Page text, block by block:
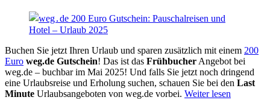
Buchen Sie jetzt Ihren Urlaub und sparen zusätzlich mit einem 200
Euro weg.de Gutschein! Das ist das FrühbucherAngebot bei
weg.de – buchbar im Mai 2025! Und falls Sie jetzt noch dringend
eine Urlaubsreise und Erholung suchen, schauen Sie bei den Last
Minute Urlaubsangeboten von weg.de vorbei. Weiter lesen